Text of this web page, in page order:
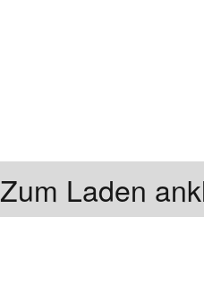
Zum Laden